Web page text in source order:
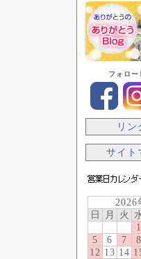
フォロー
リン
サイト
2026
日
月 火
1
5
6 7 8
12 13 14